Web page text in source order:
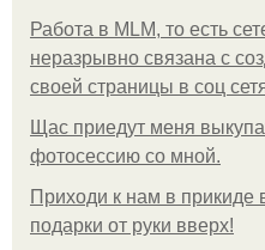
Работа в MLM, то есть
неразрывно связана с
своей страницы в соц
Щас приедут меня
фотосессию со мной.
Приходи к нам в прикиде
подарки от руки вверх!